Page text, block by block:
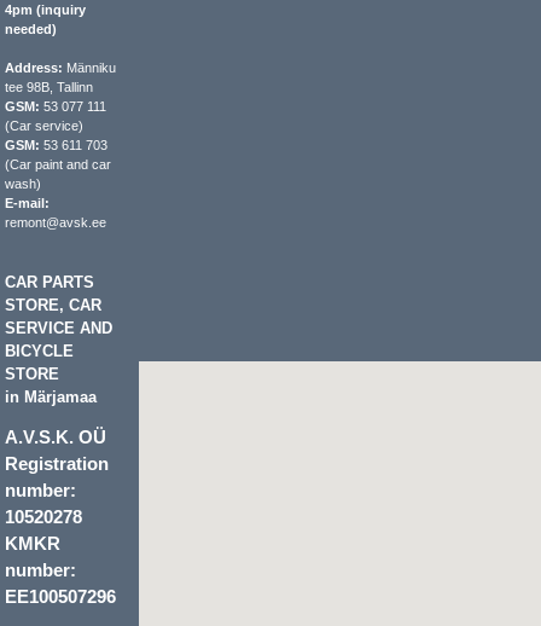
4pm (inquiry
needed)
Address: Männiku
tee 98B, Tallinn
GSM: 53 077 111
(Car service)
GSM: 53 611 703
(Car paint and car
wash)
E-mail:
remont@avsk.ee
CAR PARTS
STORE, CAR
SERVICE AND
BICYCLE
STORE
in Märjamaa
A.V.S.K. OÜ
Registration
number:
10520278
KMKR
number:
EE100507296